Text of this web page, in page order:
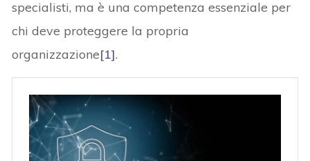
specialisti, ma è una competenza essenziale per
chi deve proteggere la propria
organizzazione[1].